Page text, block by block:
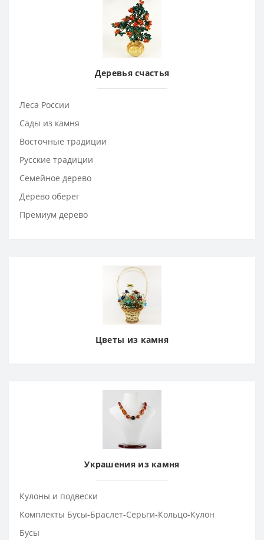
Деревья счастья
Леса России
Сады из камня
Восточные традиции
Русские традиции
Семейное дерево
Дерево оберег
Премиум дерево
Цветы из камня
Украшения из камня
Кулоны и подвески
Комплекты Бусы-Браслет-Серьги-Кольцо-Кулон
Бусы